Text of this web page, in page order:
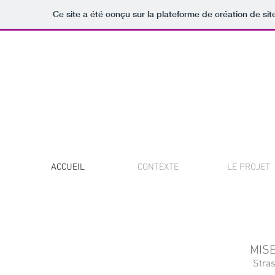
Ce site a été conçu sur la plateforme de création de
ACCUEIL CONTEXTE LE PROJET